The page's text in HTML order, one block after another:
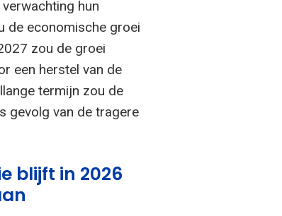
hun
de economische groei
zou de groei
een herstel van de
termijn zou de
gevolg van de tragere
blijft in 2026